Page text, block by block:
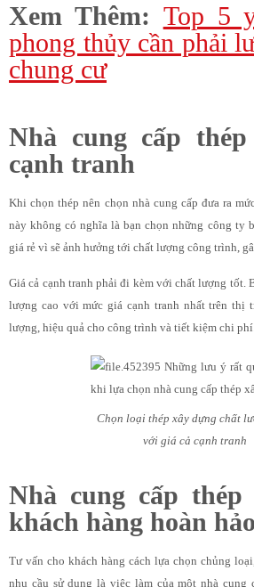
Xem Thêm: Top 5
phong thủy cần phải
chung cư
Nhà cung cấp
cạnh tranh
Khi chọn thép nên chọn nhà cung cấp đưa ra
này không có nghĩa là bạn chọn những công ty
giá rẻ vì sẽ ảnh hưởng tới chất lượng công trình,
Giá cả cạnh tranh phải đi kèm với chất lượng tốt.
lượng cao với mức giá cạnh tranh nhất trên thị
lượng, hiệu quả cho công trình và tiết kiệm chi
Chọn loại thép xây dựng chất
với giá cả cạnh tranh
Nhà cung cấp
khách hàng hoàn hảo
Tư vấn cho khách hàng cách lựa chọn chủng
nhu cầu sử dụng là việc làm của một nhà cung